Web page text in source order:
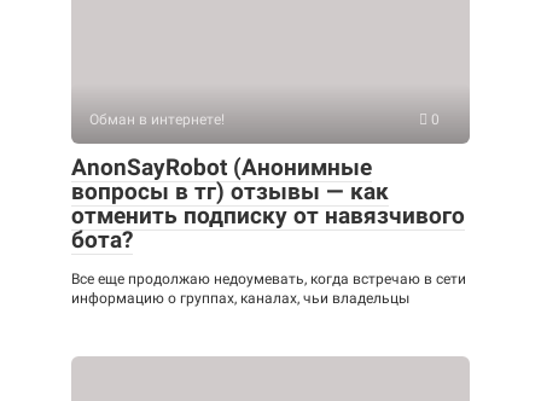
Обман в интернете! 0
AnonSayRobot (Анонимные
вопросы в тг) отзывы — как
отменить подписку от навязчивого
бота?
Все еще продолжаю недоумевать, когда встречаю в сети
информацию о группах, каналах, чьи владельцы